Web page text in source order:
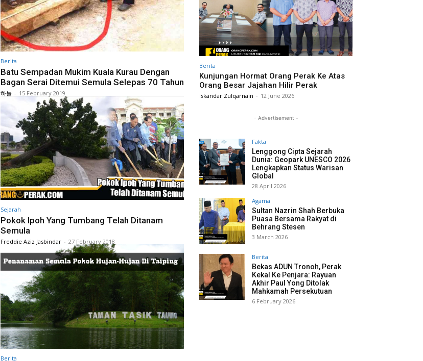
Berita
Batu Sempadan Mukim Kuala Kurau Dengan
Bagan Serai Ditemui Semula Selepas 70 Tahun
하늘 - 15 February 2019
Sejarah
Pokok Ipoh Yang Tumbang Telah Ditanam
Semula
Freddie Aziz Jasbindar - 27 February 2018
Berita
Berita
Kunjungan Hormat Orang Perak Ke Atas
Orang Besar Jajahan Hilir Perak
Iskandar Zulqarnain - 12 June 2026
- Advertisement -
Fakta
Lenggong Cipta Sejarah
Dunia: Geopark UNESCO 2026
Lengkapkan Status Warisan
Global
28 April 2026
Agama
Sultan Nazrin Shah Berbuka
Puasa Bersama Rakyat di
Behrang Stesen
3 March 2026
Berita
Bekas ADUN Tronoh, Perak
Kekal Ke Penjara: Rayuan
Akhir Paul Yong Ditolak
Mahkamah Persekutuan
6 February 2026